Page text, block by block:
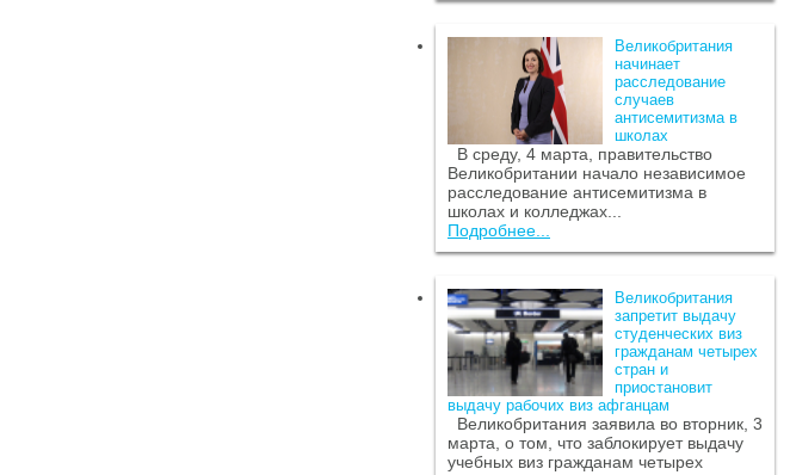
Великобритания
начинает
расследование
случаев
антисемитизма в
школах
В среду, 4 марта, правительство
Великобритании начало независимое
расследование антисемитизма в
школах и колледжах...
Подробнее...
Великобритания
запретит выдачу
студенческих виз
гражданам четырех
стран и
приостановит
выдачу рабочих виз афганцам
Великобритания заявила во вторник, 3
марта, о том, что заблокирует выдачу
учебных виз гражданам четырех